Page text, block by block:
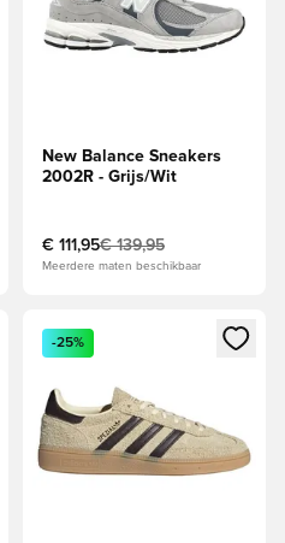
New Balance Sneakers
2002R - Grijs/Wit
€ 111,95€ 139,95
Meerdere maten beschikbaar
loggen of je aan te melden als
Opent een venster om in te
-25%